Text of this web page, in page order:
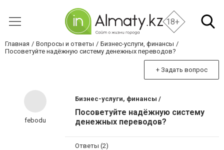
18+
Главная Вопросы и ответы
Бизнес-услуги, финансы
Посоветуйте надёжную систему денежных переводов?
+ Задать вопрос
febodu
Бизнес-услуги, финансы /
Посоветуйте надёжную систему
денежных переводов?
Ответы (2)